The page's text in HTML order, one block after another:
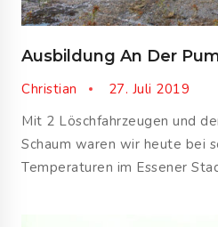
Ausbildung An Der
Christian
27. Juli 2019
Mit 2 Löschfahrzeugen und
Schaum waren wir heute bei
Temperaturen im Essener